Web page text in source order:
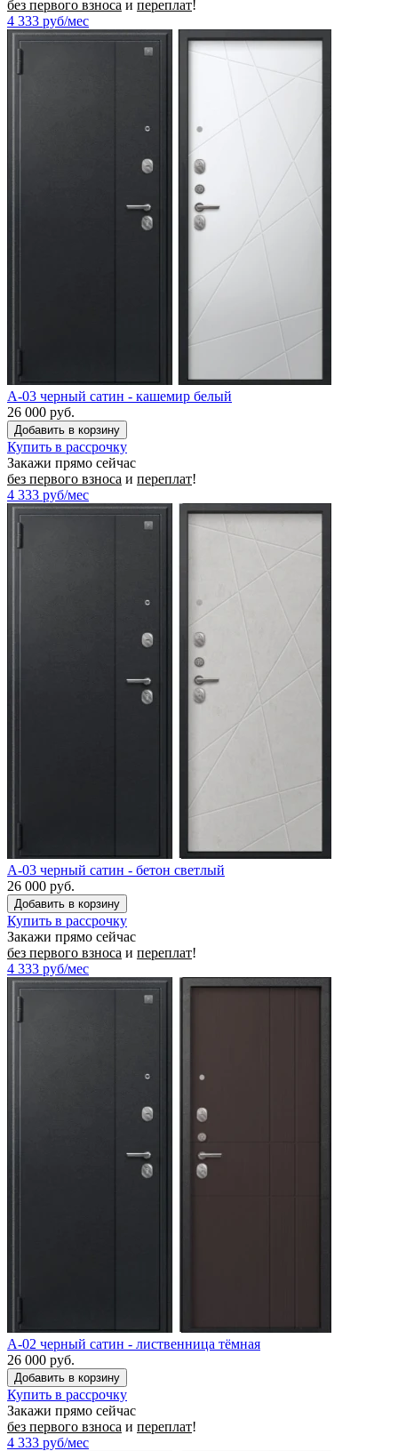
без первого взноса и переплат!
4 333 руб/мес
A-03 черный сатин - кашемир белый
26 000 руб.
Купить в рассрочку
Закажи прямо сейчас
без первого взноса и переплат!
4 333 руб/мес
A-03 черный сатин - бетон светлый
26 000 руб.
Купить в рассрочку
Закажи прямо сейчас
без первого взноса и переплат!
4 333 руб/мес
A-02 черный сатин - лиственница тёмная
26 000 руб.
Купить в рассрочку
Закажи прямо сейчас
без первого взноса и переплат!
4 333 руб/мес